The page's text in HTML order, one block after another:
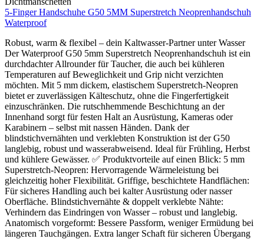
5-Finger Handschuhe G50 5MM Superstretch Neoprenhandschuh
Waterproof
Robust, warm & flexibel – dein Kaltwasser-Partner unter Wasser
Der Waterproof G50 5mm Superstretch Neoprenhandschuh ist ein
durchdachter Allrounder für Taucher, die auch bei kühleren
Temperaturen auf Beweglichkeit und Grip nicht verzichten
möchten. Mit 5 mm dickem, elastischem Superstretch-Neopren
bietet er zuverlässigen Kälteschutz, ohne die Fingerfertigkeit
einzuschränken. Die rutschhemmende Beschichtung an der
Innenhand sorgt für festen Halt an Ausrüstung, Kameras oder
Karabinern – selbst mit nassen Händen. Dank der
blindstichvernähten und verklebten Konstruktion ist der G50
langlebig, robust und wasserabweisend. Ideal für Frühling, Herbst
und kühlere Gewässer. ✅ Produktvorteile auf einen Blick: 5 mm
Superstretch-Neopren: Hervorragende Wärmeleistung bei
gleichzeitig hoher Flexibilität. Griffige, beschichtete Handflächen:
Für sicheres Handling auch bei kalter Ausrüstung oder nasser
Oberfläche. Blindstichvernähte & doppelt verklebte Nähte:
Verhindern das Eindringen von Wasser – robust und langlebig.
Anatomisch vorgeformt: Bessere Passform, weniger Ermüdung bei
längeren Tauchgängen. Extra langer Schaft für sicheren Übergang